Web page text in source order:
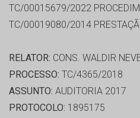
TC/00015679/2022
TC/00019080/2014
RELATOR: CONS. WALDIR
PROCESSO: TC/4365/2018
ASSUNTO: AUDITORIA 2017
PROTOCOLO: 1895175